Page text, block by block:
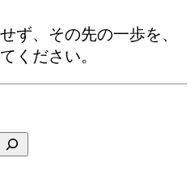
ず、その先の一歩を、
ください。